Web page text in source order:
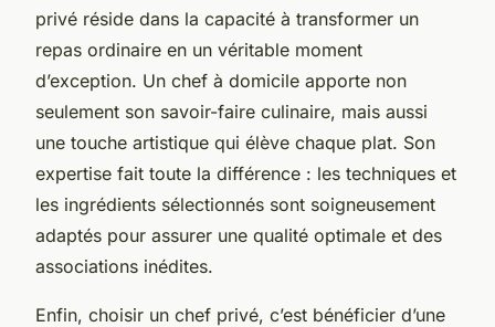
privé réside dans la capacité à transformer un
repas ordinaire en un véritable moment
d’exception. Un chef à domicile apporte non
seulement son savoir-faire culinaire, mais aussi
une touche artistique qui élève chaque plat. Son
expertise fait toute la différence : les techniques et
les ingrédients sélectionnés sont soigneusement
adaptés pour assurer une qualité optimale et des
associations inédites.
Enfin, choisir un chef privé, c’est bénéficier d’une